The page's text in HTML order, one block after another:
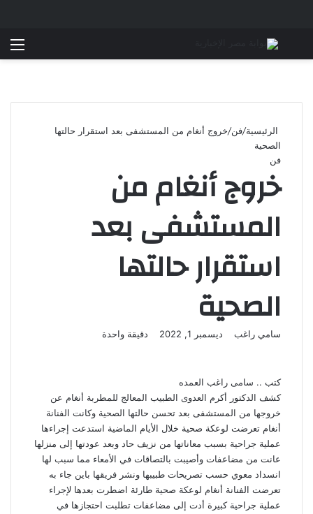
بحث عن
الرئيسية/فن/خروج أنغام من المستشفى بعد استقرار حالتها
الصحية
فن
خروج أنغام من
المستشفى بعد
استقرار حالتها
الصحية
سامي راغب
أرسل
ديسمبر 1, 2022
دقيقة واحدة
كتب .. سامى راغب العمده
كشف الدكتور أكرم العدوى الطبيب المعالج للمطربة أنغام عن
خروجها من المستشفى بعد تحسن حالتها الصحية وكانت الفنانة
أنغام تعرضت لوعكة صحية خلال الأيام الماضية استدعت إجراءها
عملية جراحية بسبب معاناتها من نزيف حاد وبعد عودتها إلى منزلها
عانت من مضاعفات وأصيبت بالتصاقات في الأمعاء مما سبب لها
انسداد معوي حسب تصريحات طبيبها ونشر فريقها باين جاء به
تعرضت الفنانة أنغام لوعكة صحية طارئة اضطرت بعدها لإجراء
عملية جراحية كبيرة أدت إلى مضاعفات تطلبت احتجازها في